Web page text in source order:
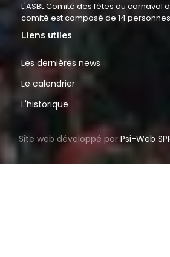
L'ASBL Comité des fêtes du
comité est composé de 14
Liens utiles
Les dernières news
Le calendrier
L'historique
Site web développé par Psi-Web